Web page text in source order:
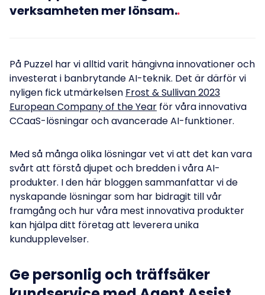
verksamheten mer lönsam.
På Puzzel har vi alltid varit hängivna innovationer och
investerat i banbrytande AI-teknik. Det är därför vi
nyligen fick utmärkelsen Frost & Sullivan 2023
European Company of the Year för våra innovativa
CCaaS-lösningar och avancerade AI-funktioner.
Med så många olika lösningar vet vi att det kan vara
svårt att förstå djupet och bredden i våra AI-
produkter. I den här bloggen sammanfattar vi de
nyskapande lösningar som har bidragit till vår
framgång och hur våra mest innovativa produkter
kan hjälpa ditt företag att leverera unika
kundupplevelser.
Ge personlig och träffsäker